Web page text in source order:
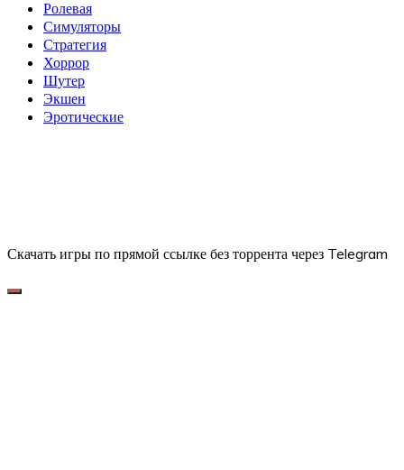
Ролевая
Симуляторы
Стратегия
Хоррор
Шутер
Экшен
Эротические
Скачать игры по прямой ссылке без торрента через Telegram